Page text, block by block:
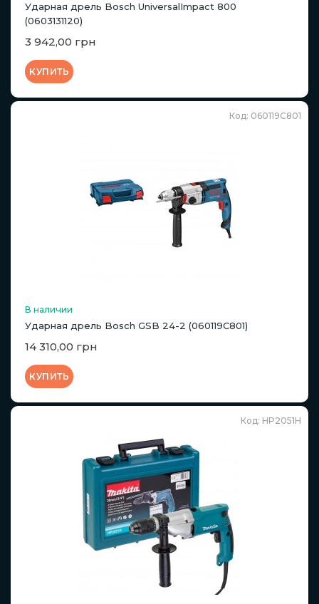
Ударная дрель Bosch UniversalImpact 800
(0603131120)
3 942,00 грн
КУПИТЬ
Код: 060119C801
В наличии
Ударная дрель Bosch GSB 24-2 (060119C801)
14 310,00 грн
КУПИТЬ
Код: HP2051H